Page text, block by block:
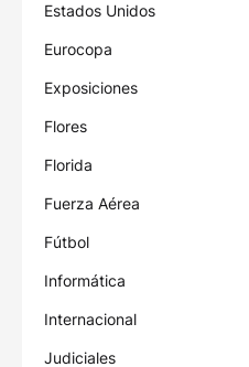
Estados Unidos
Eurocopa
Exposiciones
Flores
Florida
Fuerza Aérea
Fútbol
Informática
Internacional
Judiciales